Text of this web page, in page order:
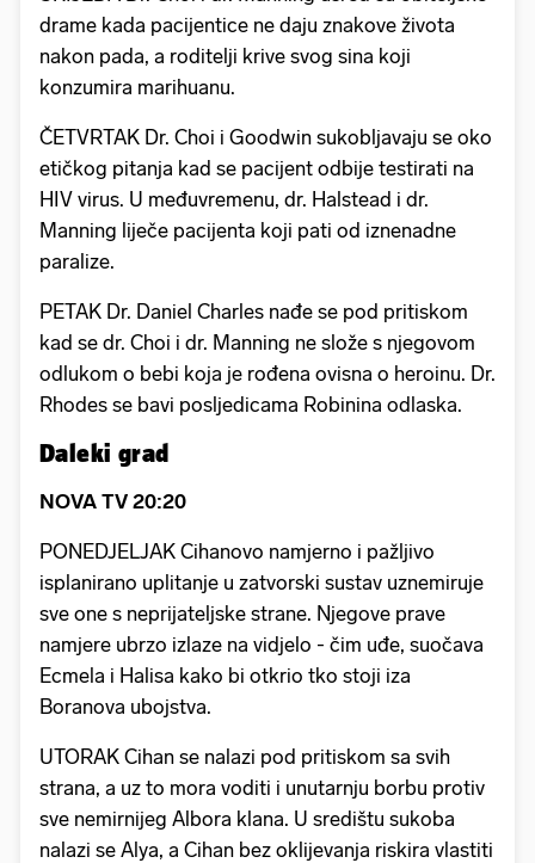
drame kada pacijentice ne daju znakove života
nakon pada, a roditelji krive svog sina koji
konzumira marihuanu.
ČETVRTAK Dr. Choi i Goodwin sukobljavaju se oko
etičkog pitanja kad se pacijent odbije testirati na
HIV virus. U međuvremenu, dr. Halstead i dr.
Manning liječe pacijenta koji pati od iznenadne
paralize.
PETAK Dr. Daniel Charles nađe se pod pritiskom
kad se dr. Choi i dr. Manning ne slože s njegovom
odlukom o bebi koja je rođena ovisna o heroinu. Dr.
Rhodes se bavi posljedicama Robinina odlaska.
Daleki grad
NOVA TV 20:20
PONEDJELJAK Cihanovo namjerno i pažljivo
isplanirano uplitanje u zatvorski sustav uznemiruje
sve one s neprijateljske strane. Njegove prave
namjere ubrzo izlaze na vidjelo - čim uđe, suočava
Ecmela i Halisa kako bi otkrio tko stoji iza
Boranova ubojstva.
UTORAK Cihan se nalazi pod pritiskom sa svih
strana, a uz to mora voditi i unutarnju borbu protiv
sve nemirnijeg Albora klana. U središtu sukoba
nalazi se Alya, a Cihan bez oklijevanja riskira vlastiti